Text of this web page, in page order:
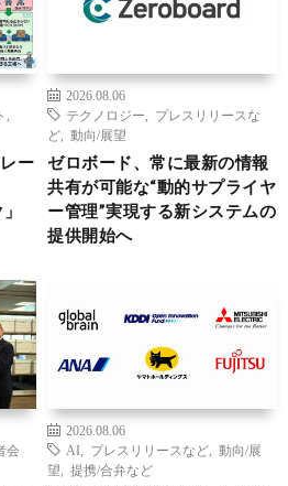
ー
2026.08.06
テクノロジー
プレスリリースな
ど
動向/展望
ゼロボード、常に最新の情報
共有が可能な“動的サプライヤ
ー管理”実現する新システムの
提供開始へ
会
2026.08.06
AI
プレスリリースなど
動向/展
望
提携/合弁など